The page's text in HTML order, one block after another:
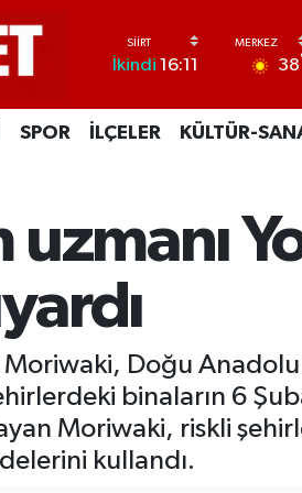
İkindi 16:11 38
SPOR İLÇELER KÜLTÜR-
uzmanı
Moriwaki, Doğu
binaların 6
Moriwaki, riskli
kullandı.